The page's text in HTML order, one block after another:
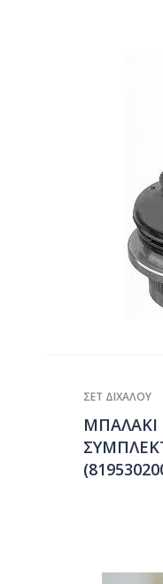
ΣΕΤ ΔΙΧΑΛΟΥ
ΜΠΑΛΑΚΙ